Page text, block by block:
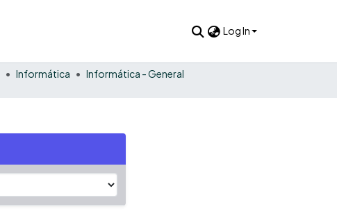
Log In
Informática
Informática - General